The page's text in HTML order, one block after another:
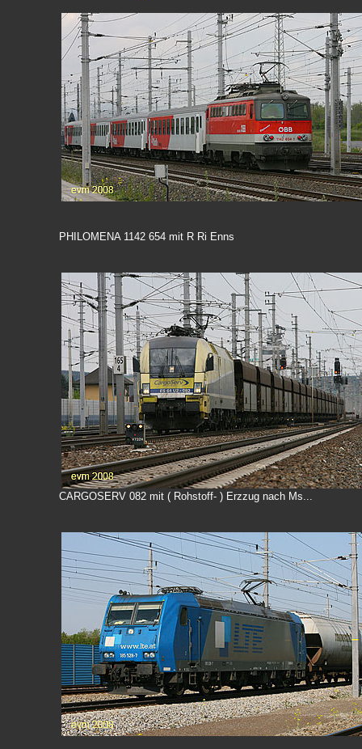
PHILOMENA 1142 654 mit R Ri Enns
CARGOSERV 082 mit ( Rohstoff- ) Erzzug nach Ms...